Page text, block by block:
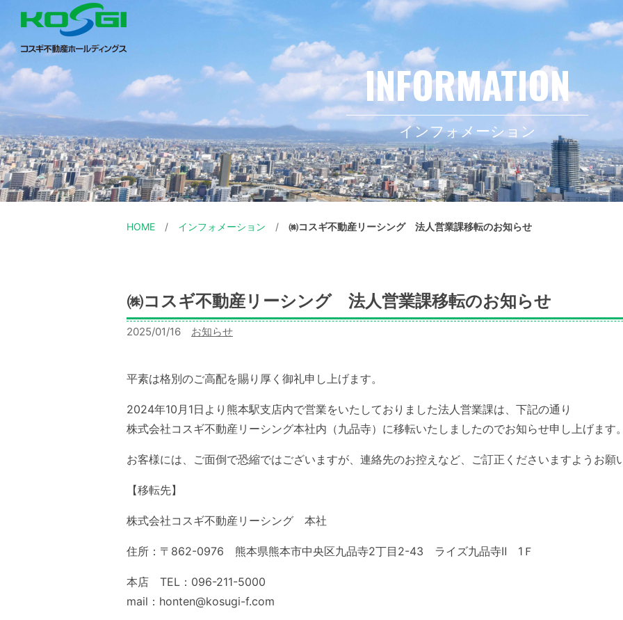
インフォメーション
HOME インフォメーション ㈱コスギ不動産リーシング 法人営業課移転のお知らせ
㈱コスギ不動産リーシング 法人営業課移転のお知らせ
2025/01/16
カ
リー:
お知らせ
平素は格別のご高配を賜り厚く御礼申し上げます。
2024年10月1日より熊本駅支店内で営業をいたしておりました法人営業課は、下記の通り
株式会社コスギ不動産リーシング本社内（九品寺）に移転いたしましたのでお知らせ申し上げます。
お客様には、ご面倒で恐縮ではございますが、連絡先のお控えなど、ご訂正くださいますようお願
【移転先】
株式会社コスギ不動産リーシング 本社
住所：〒862-0976 熊本県熊本市中央区九品寺2丁目2-43 ライズ九品寺Ⅱ 1Ｆ
本店 TEL：096-211-5000
mail：honten@kosugi-f.com